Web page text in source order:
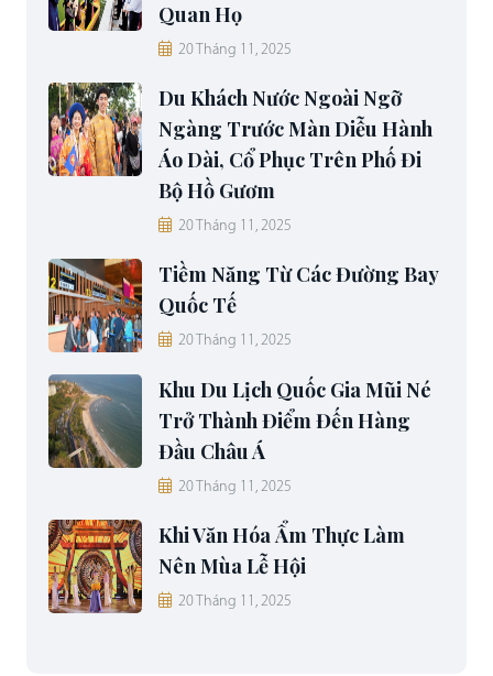
Quan Họ
20 Tháng 11, 2025
Du Khách Nước Ngoài Ngỡ
Ngàng Trước Màn Diễu Hành
Áo Dài, Cổ Phục Trên Phố Đi
Bộ Hồ Gươm
20 Tháng 11, 2025
Tiềm Năng Từ Các Đường Bay
Quốc Tế
20 Tháng 11, 2025
Khu Du Lịch Quốc Gia Mũi Né
Trở Thành Điểm Đến Hàng
Đầu Châu Á
20 Tháng 11, 2025
Khi Văn Hóa Ẩm Thực Làm
Nên Mùa Lễ Hội
20 Tháng 11, 2025